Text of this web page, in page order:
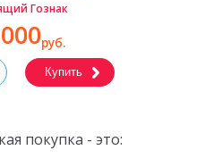
Гознак
руб.
Купить
покупка - это: